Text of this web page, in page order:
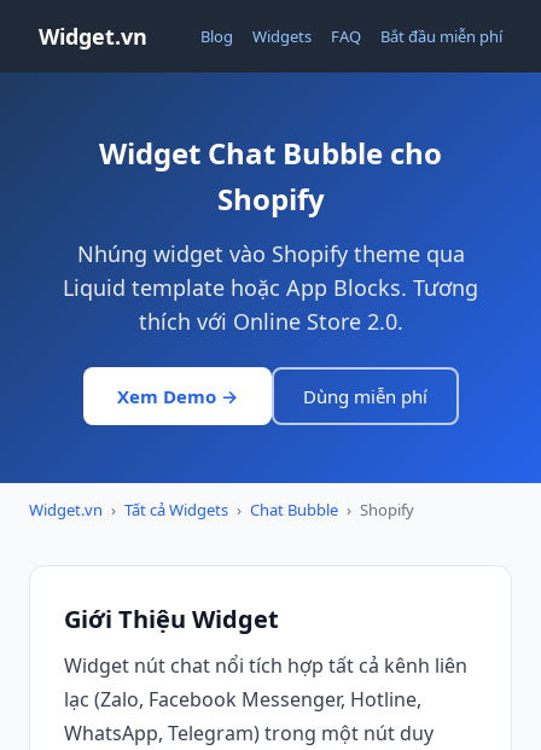
Widget.vn Blog Widgets FAQ Bắt đầu miễn phí
Widget Chat Bubble cho
Shopify
Nhúng widget vào Shopify theme qua
Liquid template hoặc App Blocks. Tương
thích với Online Store 2.0.
Xem Demo → Dùng miễn phí
Widget.vn › Tất cả Widgets › Chat Bubble › Shopify
Giới Thiệu Widget
Widget nút chat nổi tích hợp tất cả kênh liên
lạc (Zalo, Facebook Messenger, Hotline,
WhatsApp, Telegram) trong một nút duy